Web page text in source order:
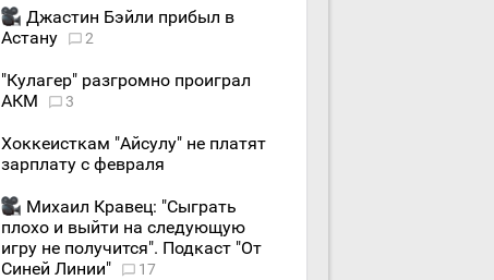
Джастин Бэйли прибыл в
Астану
2
"Кулагер" разгромно проиграл
АКМ
3
Хоккеисткам "Айсулу" не платят
зарплату с февраля
Михаил Кравец: "Сыграть
плохо и выйти на следующую
игру не получится". Подкаст "От
Синей Линии"
17